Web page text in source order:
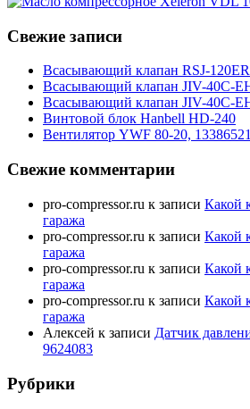
Свежие записи
Всасывающий клапан RSJ-120ER
Всасывающий клапан JIV-40C-
Всасывающий клапан JIV-40C-
Винтовой блок Hanbell HD-240
Вентилятор YWF 80-20,
Свежие комментарии
pro-compressor.ru к записи Какой
гаража
pro-compressor.ru к записи Какой
гаража
pro-compressor.ru к записи Какой
гаража
pro-compressor.ru к записи Какой
гаража
Алексей к записи Датчик
9624083
Рубрики